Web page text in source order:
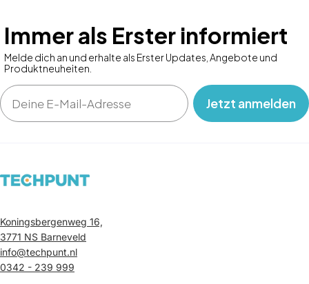
Immer als Erster informiert
Melde dich an und erhalte als Erster Updates, Angebote und
Produktneuheiten.
Email
‎ ‎ ‎ Jetzt anmelden‎ ‎ ‎ ‎
Koningsbergenweg 16,
3771 NS Barneveld
info@techpunt.nl
0342 - 239 999